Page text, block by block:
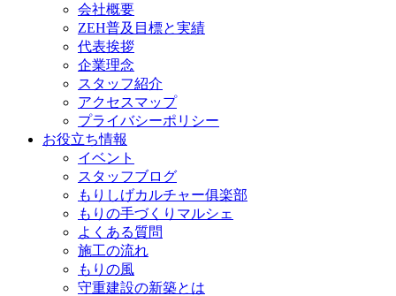
会社概要
ZEH普及目標と実績
代表挨拶
企業理念
スタッフ紹介
アクセスマップ
プライバシーポリシー
お役立ち情報
イベント
スタッフブログ
もりしげカルチャー俱楽部
もりの手づくりマルシェ
よくある質問
施工の流れ
もりの風
守重建設の新築とは